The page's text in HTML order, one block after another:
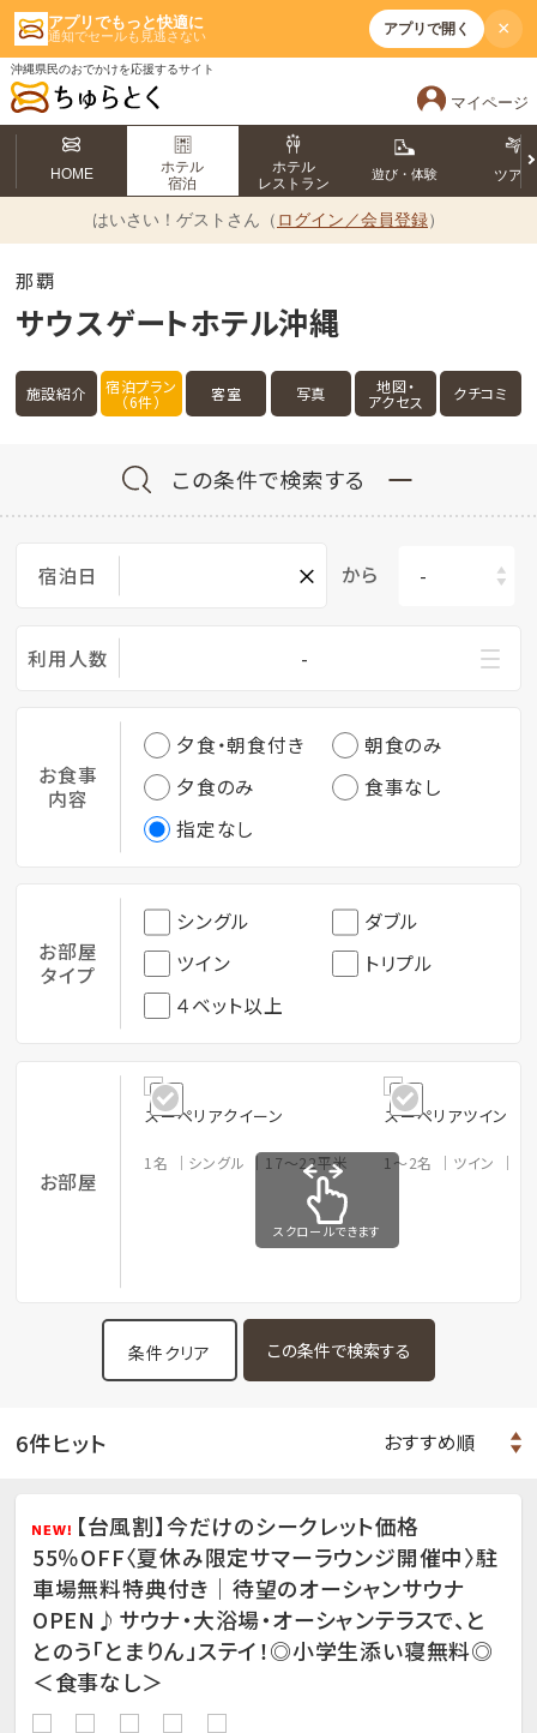
アプリでもっと快適に
通知でセールも見逃さない アプリで開く ×
沖縄県民のおでかけを応援するサイト
マイページ
HOME
ホテル
宿泊
ホテル
レストラン
遊び・体験 ツアー
はいさい！ ゲストさん（ ログイン／会員登録）
那覇
サウスゲートホテル沖縄
施設紹介 宿泊プラン
（6件） 客室 写真 地図・
アクセス クチコミ
この条件で検索する
宿泊日 × から
利用人数 -
お食事
内容
夕食・朝食付き
朝食のみ
夕食のみ
食事なし
指定なし
お部屋
タイプ
シングル
ダブル
ツイン
トリプル
４ベット以上
お部屋
スーペリアクイーン
1名 シングル 17〜22平米
スーペリアツイン
1～2名 ツイン
スクロールできます
条件クリア
6件ヒット
【台風割】今だけのシークレット価格
55％OFF〈夏休み限定サマーラウンジ開催中〉駐
車場無料特典付き｜待望のオーシャンサウナ
OPEN♪サウナ・大浴場・オーシャンテラスで、と
とのう「とまりん」ステイ！◎小学生添い寝無料◎
＜食事なし＞